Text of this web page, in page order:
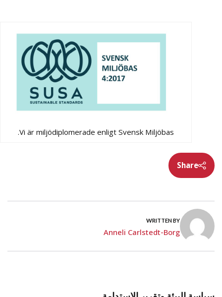
Vi är miljödiplomerade enligt Svensk Miljöbas.
Share
WRITTEN BY
Anneli Carlstedt-Borg